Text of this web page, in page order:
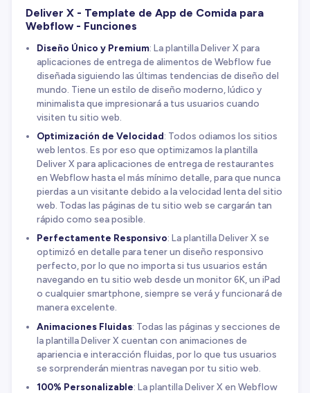
Deliver X - Template de App de Comida para
Webflow - Funciones
Diseño Único y Premium: La plantilla Deliver X para
aplicaciones de entrega de alimentos de Webflow fue
diseñada siguiendo las últimas tendencias de diseño del
mundo. Tiene un estilo de diseño moderno, lúdico y
minimalista que impresionará a tus usuarios cuando
visiten tu sitio web.
Optimización de Velocidad: Todos odiamos los sitios
web lentos. Es por eso que optimizamos la plantilla
Deliver X para aplicaciones de entrega de restaurantes
en Webflow hasta el más mínimo detalle, para que nunca
pierdas a un visitante debido a la velocidad lenta del sitio
web. Todas las páginas de tu sitio web se cargarán tan
rápido como sea posible.
Perfectamente Responsivo: La plantilla Deliver X se
optimizó en detalle para tener un diseño responsivo
perfecto, por lo que no importa si tus usuarios están
navegando en tu sitio web desde un monitor 6K, un iPad
o cualquier smartphone, siempre se verá y funcionará de
manera excelente.
Animaciones Fluidas: Todas las páginas y secciones de
la plantilla Deliver X cuentan con animaciones de
apariencia e interacción fluidas, por lo que tus usuarios
se sorprenderán mientras navegan por tu sitio web.
100% Personalizable: La plantilla Deliver X en Webflow